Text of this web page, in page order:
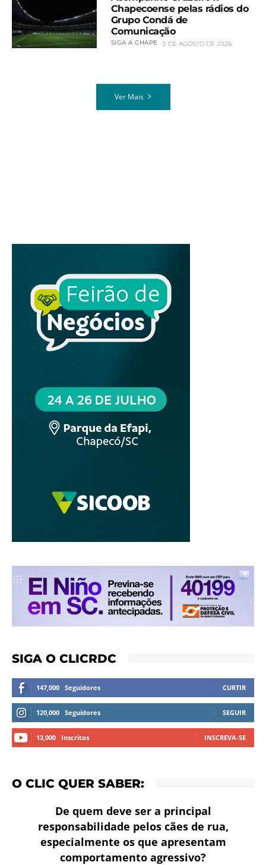
Chapecoense pelas rádios do
Grupo Condá de
Comunicação
SIGA A CHAPE 5 DE AGOSTO DE 2026
Ver Mais
SIGA O CLICRDC
147,000 Seguidores CURTIR
120,000 Seguidores SEGUIR
13,000 Inscritos INSCREVA-SE
O CLIC QUER SABER:
De quem deve ser a principal
responsabilidade pelos cães de rua,
especialmente os que apresentam
comportamento agressivo?